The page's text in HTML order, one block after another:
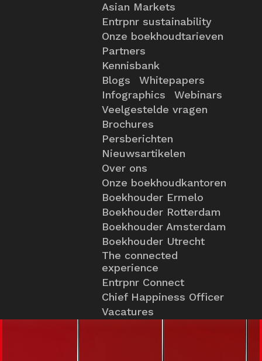
Asian Markets
Entrpnr sustainability
Onze boekhoudtarieven
Partners
Kennisbank
Blogs
Whitepapers
Infographics
Webinars
Veelgestelde vragen
Brochures
Persberichten
Nieuwsartikelen
Over ons
Onze boekhoudkantoren
Boekhouder Ermelo
Boekhouder Rotterdam
Boekhouder Amsterdam
Boekhouder Utrecht
The connected
experience
Entrpnr Connect
Chief Happiness Officer
Vacatures